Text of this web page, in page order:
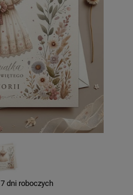
7 dni roboczych